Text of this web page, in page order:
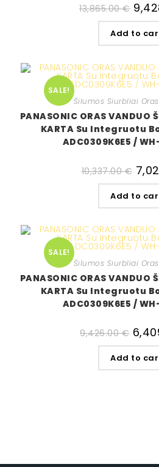
13,865.00€
Add to
SALE!
Šilumos Siurbliai
PANASONIC ORAS VANDUO
KARTA Su Integruotu
ADC0309K6E5 /
10,337.00€
Add to
SALE!
Šilumos Siurbliai
PANASONIC ORAS VANDUO
KARTA Su Integruotu
ADC0309K6E5 /
9,426.00€
Add to